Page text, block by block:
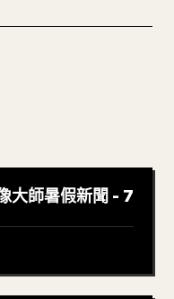
大師暑假新聞 - 7